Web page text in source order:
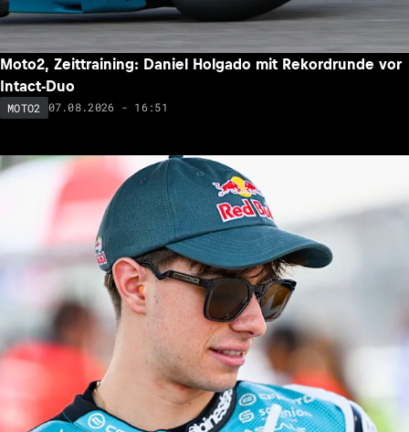
Moto2, Zeittraining: Daniel Holgado mit Rekordrunde vor
Intact-Duo
MOTO2 07.08.2026 - 16:51